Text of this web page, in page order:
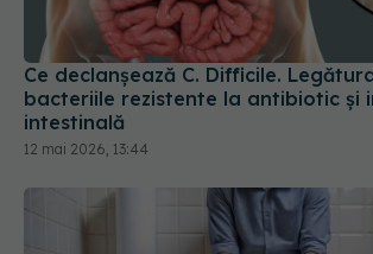
Ce declanșează C. Difficile.
bacteriile rezistente la antibiotic și
intestinală
12 mai 2026, 13:44